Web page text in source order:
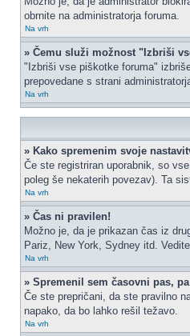
obrnite na administratorja foruma.
Na vrh
» Čemu služi možnost "Izbriši
"Izbriši vse piškotke foruma"
prepovedane s strani
Na vrh
» Kako spremenim svoje
Če ste registriran uporabnik, so
poleg še nekaterih povezav). Ta
Na vrh
» Čas ni pravilen!
Možno je, da je prikazan čas iz
Pariz, New York, Sydney itd.
Na vrh
» Spremenil sem časovni pas,
Če ste prepričani, da ste pravilno
napako, da bo lahko rešil težavo.
Na vrh